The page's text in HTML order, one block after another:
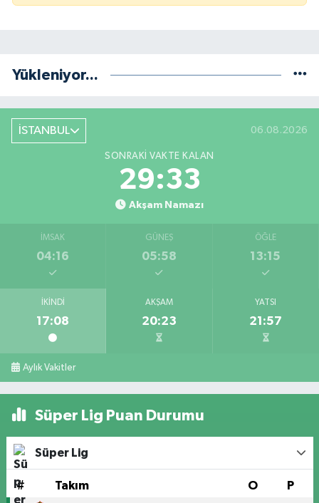
Yükleniyor...
İSTANBUL 06.08.2026
SONRAKI VAKTE KALAN
29:32
Akşam Namazı
İMSAK
04:16
GÜNEŞ
05:58
ÖĞLE
13:15
İKINDI
17:08
AKŞAM
20:23
YATSI
21:57
Aylık Vakitler
Süper Lig Puan Durumu
Süper Lig
# Takım O P